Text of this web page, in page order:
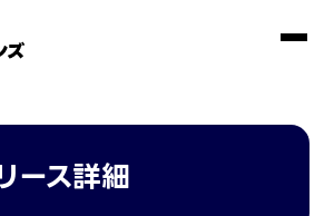
ース詳細